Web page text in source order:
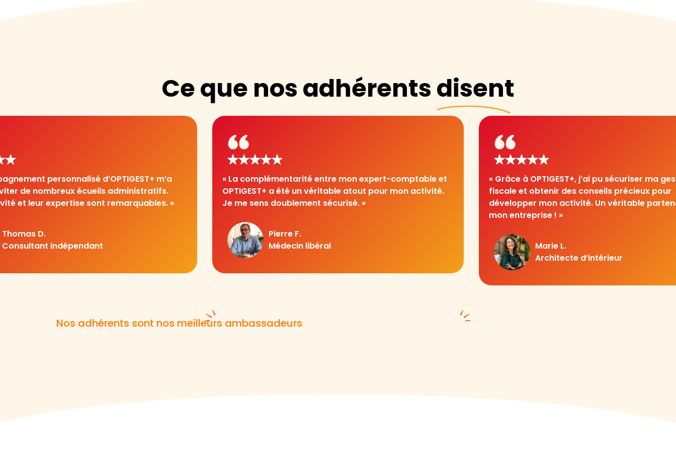
Ce que nos adhérents disent
personnalisé d’OPTIGEST+ m’a
de nombreux écueils administratifs.
et leur expertise sont remarquables. »
Thomas D.
Consultant indépendant
« La complémentarité entre mon expert-comptable et
OPTIGEST+ a été un véritable atout pour mon activité.
Je me sens doublement sécurisé. »
Pierre F.
Médecin libéral
« Grâce à OPTIGEST+, j’ai pu sécuriser ma
fiscale et obtenir des conseils précieux pour
développer mon activité. Un véritable
mon entreprise ! »
Marie L.
Architecte d’intérieur
Nos adhérents sont nos meilleurs ambassadeurs